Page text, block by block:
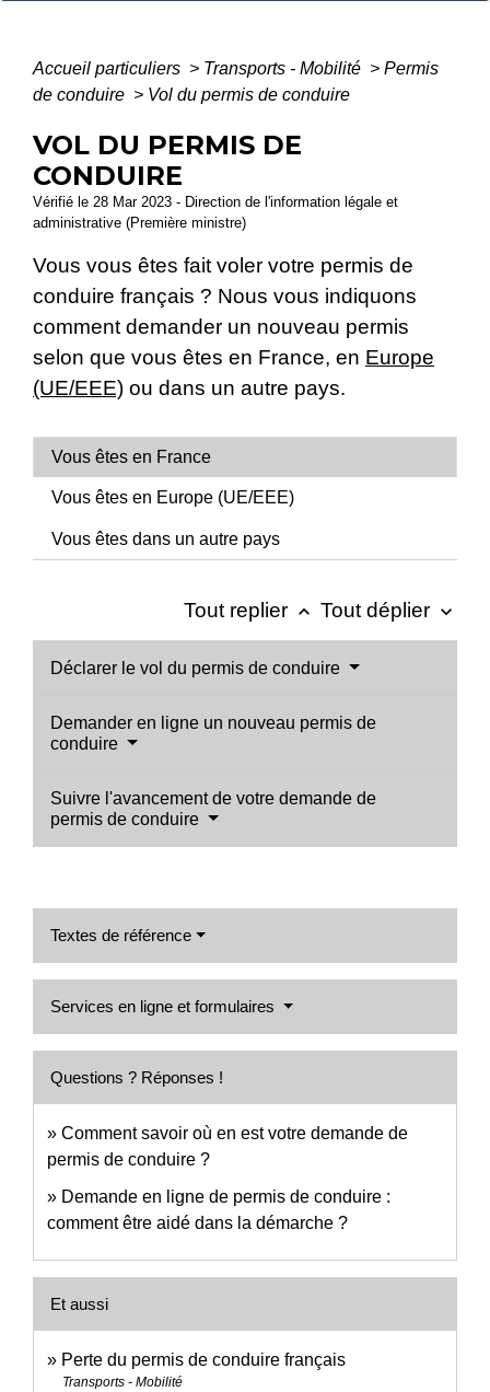
Accueil particuliers > Transports - Mobilité > Permis
de conduire > Vol du permis de conduire
VOL DU PERMIS DE
CONDUIRE
Vérifié le 28 Mar 2023 - Direction de l'information légale et
administrative (Première ministre)
Vous vous êtes fait voler votre permis de
conduire français ? Nous vous indiquons
comment demander un nouveau permis
selon que vous êtes en France, en Europe
(UE/EEE) ou dans un autre pays.
Vous êtes en France
Vous êtes en Europe (UE/EEE)
Vous êtes dans un autre pays
Tout replier keyboard_arrow_up Tout déplier keyboard_arrow_down
Déclarer le vol du permis de conduire
Demander en ligne un nouveau permis de
conduire
Suivre l'avancement de votre demande de
permis de conduire
Textes de référence
Services en ligne et formulaires
Questions ? Réponses !
Comment savoir où en est votre demande de
permis de conduire ?
Demande en ligne de permis de conduire :
comment être aidé dans la démarche ?
Et aussi
Perte du permis de conduire français
Transports - Mobilité